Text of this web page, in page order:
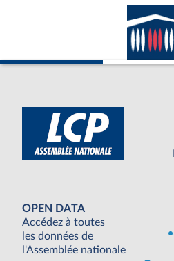
OPEN DATA
Accédez à toutes
les données de
l'Assemblée nationale